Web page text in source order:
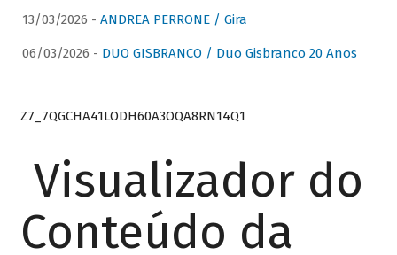
13/03/2026 - ANDREA PERRONE / Gira
06/03/2026 - DUO GISBRANCO / Duo Gisbranco 20 Anos
Z7_7QGCHA41LODH60A3OQA8RN14Q1
Visualizador do
Conteúdo da